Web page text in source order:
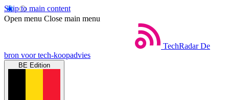
Skip to main content
Open menu Close main menu
TechRadar De
bron voor tech-koopadvies
BE Edition